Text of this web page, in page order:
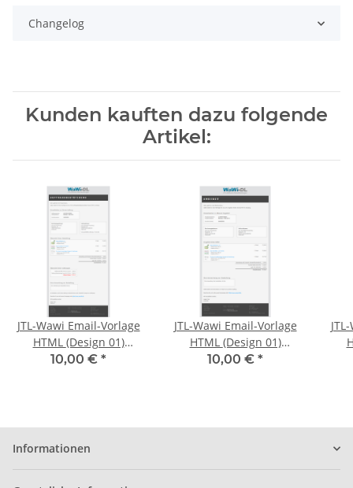
Changelog
Kunden kauften dazu folgende
Artikel:
JTL-Wawi Email-Vorlage
HTML (Design 01)
Auftrag
10,00 € *
JTL-Wawi Email-Vorlage
HTML (Design 01)
Angebot
10,00 € *
Informationen